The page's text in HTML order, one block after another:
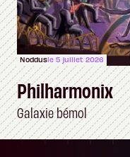
Noddusle 5 juillet 2026
Philharmonix
Galaxie bémol